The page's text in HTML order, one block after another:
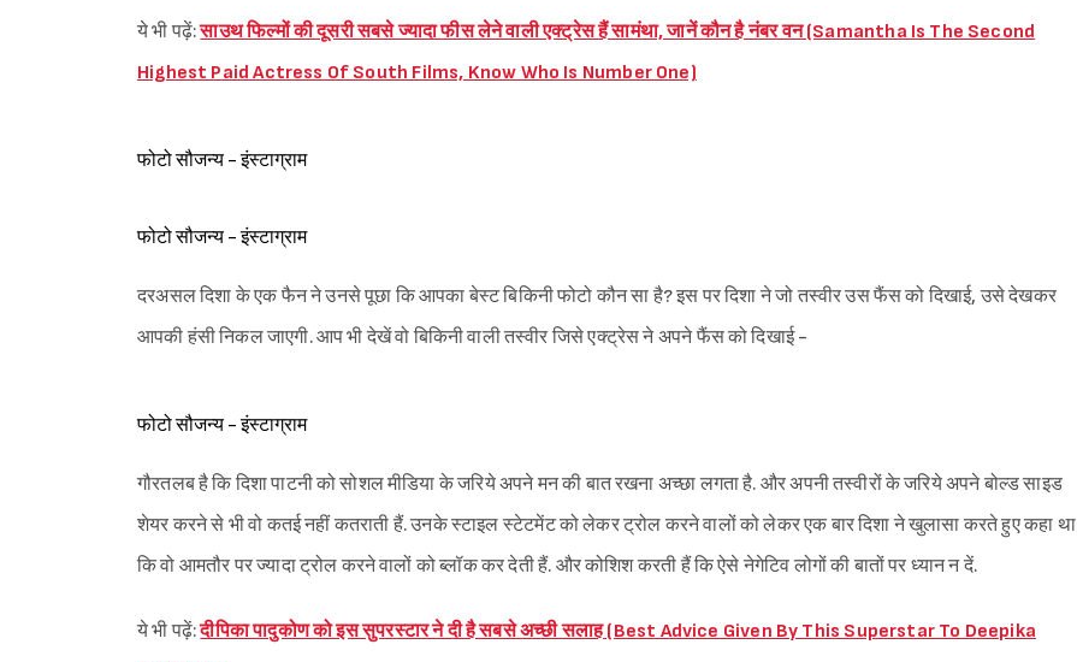
Sign in
ये भी पढ़ें:साउथ फिल्मों की दूसरी सबसे ज्यादा फीस लेने वाली एक्ट्रेस हैं सामंथा, जानें कौन है नंबर वन (Samantha Is The Second
Highest Paid Actress Of South Films, Know Who Is Number One)
फोटो सौजन्य - इंस्टाग्राम
फोटो सौजन्य - इंस्टाग्राम
दरअसल दिशा के एक फैन ने उनसे पूछा कि आपका बेस्ट बिकिनी फोटो कौन सा है? इस पर दिशा ने जो तस्वीर उस फैंस को दिखाई, उसे देखकर
आपकी हंसी निकल जाएगी. आप भी देखें वो बिकिनी वाली तस्वीर जिसे एक्ट्रेस ने अपने फैंस को दिखाई -
फोटो सौजन्य - इंस्टाग्राम
गौरतलब है कि दिशा पाटनी को सोशल मीडिया के जरिये अपने मन की बात रखना अच्छा लगता है. और अपनी तस्वीरों के जरिये अपने बोल्ड साइड
शेयर करने से भी वो कतई नहीं कतराती हैं. उनके स्टाइल स्टेटमेंट को लेकर ट्रोल करने वालों को लेकर एक बार दिशा ने खुलासा करते हुए कहा था
कि वो आमतौर पर ज्यादा ट्रोल करने वालों को ब्लॉक कर देती हैं. और कोशिश करती हैं कि ऐसे नेगेटिव लोगों की बातों पर ध्यान न दें.
ये भी पढ़ें:दीपिका पादुकोण को इस सुपरस्टार ने दी है सबसे अच्छी सलाह (Best Advice Given By This Superstar To Deepika